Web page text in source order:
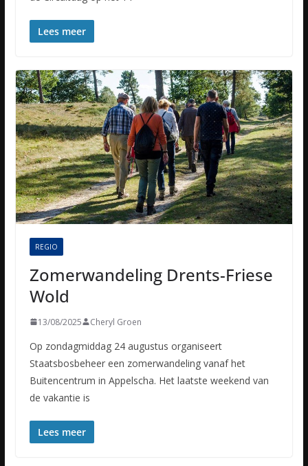
Lees meer
REGIO
Zomerwandeling Drents-Friese
Wold
13/08/2025 Cheryl Groen
Op zondagmiddag 24 augustus organiseert
Staatsbosbeheer een zomerwandeling vanaf het
Buitencentrum in Appelscha. Het laatste weekend van
de vakantie is
Lees meer